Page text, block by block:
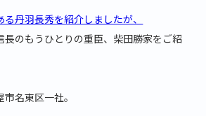
丹羽長秀を紹介しましたが、
長のもうひとりの重臣、柴田勝家をご紹
名東区一社。